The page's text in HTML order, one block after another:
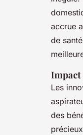
accrue
de
Impact
Les
des